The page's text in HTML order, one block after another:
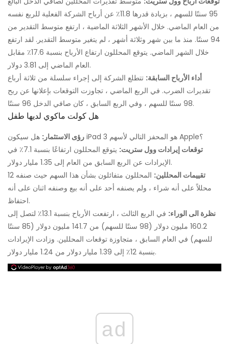
95 سنتًا للسهم ، بزيادة قدرها 11.8٪ عن أرباح الشركة الفعلية للربع نفسه
من العام الماضي. خلال الأشهر الثلاثة الماضية ، ارتفع متوسط ​​التقدير من
94 سنتًا. منذ ما بين شهر وثلاثة أشهر ، لم يتغير متوسط ​​التقدير. لقد ارتفع
خلال الشهر الماضي. يتوقع المحللون ارتفاع الأرباح بنسبة 17.6٪ مقابل
العام الماضي إلى 3.81 دولار.
أداء الأرباح السابقة: تتطلع الشركة إلى إجراء سلسلة من ثلاثة أرباع
تقديرات الضرب. في الربع الماضي ، تجاوزت التوقعات بإعلانها عن ربح
98 سنتًا للسهم ، وفي الربع السابق ، كان صافي الدخل 96 سنتًا.
هل كولت ماكوي لديها طفل
رؤى الاستثمار:
هل سيكون iPad 3 هو المحفز التالي لأسهم Apple؟
توقعات إيرادات وول ستريت:
يتوقع المحللون ارتفاعًا بنسبة 7.1٪ في
الإيرادات عن الربع السابق من العام إلى 1.35 مليار دولار.
تقييمات المحللين:
المحللون متفائلون بشأن هذا السهم حيث صنفه 12
محللاً على أنه شراء ، ولم يصنفه أحد على أنه بيع وصنفه اثنان على أنه
احتفاظ.
نظرة الى الوراء:
في الربع الثالث ، ارتفعت الأرباح بنسبة 13.1٪ لتصل إلى
160.2 مليون دولار (98 سنتًا للسهم) من 141.7 مليون دولار (85 سنتًا
للسهم) في العام السابق ، متجاوزة توقعات المحللين. وزادت الإيرادات
بنسبة 12٪ إلى 1.39 مليار دولار من 1.24 مليار دولار.
ad